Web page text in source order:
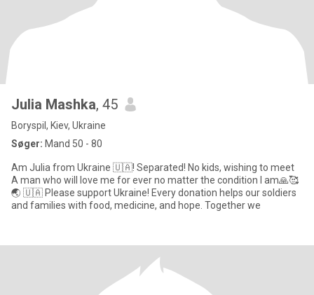
Julia Mashka, 45
Boryspil, Kiev, Ukraine
Søger: Mand 50 - 80
Am Julia from Ukraine 🇺🇦! Separated! No kids, wishing to meet
A man who will love me for ever no matter the condition I am🙏🥰
🌏 🇺🇦 Please support Ukraine! Every donation helps our soldiers
and families with food, medicine, and hope. Together we